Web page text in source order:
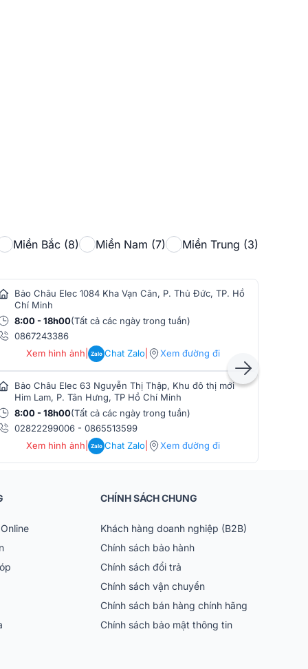
Miền Bắc (8) Miền Nam (7) Miền Trung (3)
Bảo Châu Elec 1084 Kha Vạn Cân, P. Thủ Đức, TP. Hồ
Chí Minh
8:00 - 18h00(Tất cả các ngày trong tuần)
0867243386
Xem hình ảnh | Zalo Chat Zalo Xem đường đi
Bảo Châu Elec 63 Nguyễn Thị Thập, Khu đô thị mới
Him Lam, P. Tân Hưng, TP Hồ Chí Minh
8:00 - 18h00(Tất cả các ngày trong tuần)
02822299006- 0865513599
Xem hình ảnh | Zalo Chat Zalo Xem đường đi
CHÍNH SÁCH CHUNG
Khách hàng doanh nghiệp (B2B)
Chính sách bảo hành
Chính sách đổi trả
Chính sách vận chuyển
Chính sách bán hàng chính hãng
Chính sách bảo mật thông tin